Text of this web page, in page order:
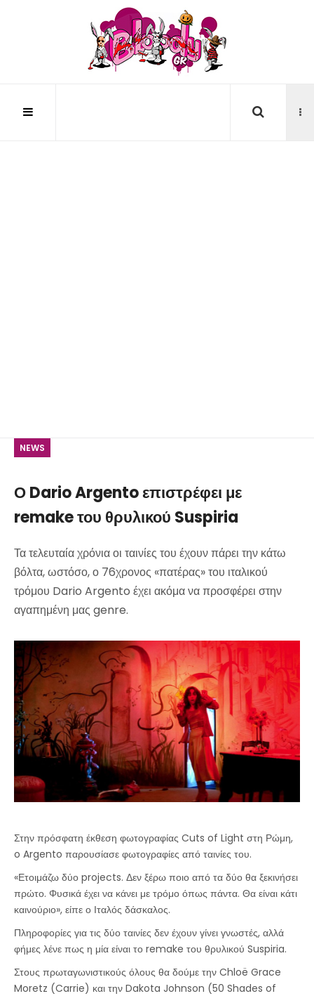
NEWS
Ο Dario Argento επιστρέφει με
remake του θρυλικού Suspiria
Τα τελευταία χρόνια οι ταινίες του έχουν πάρει την κάτω
βόλτα, ωστόσο, ο 76χρονος «πατέρας» του ιταλικού
τρόμου Dario Argento έχει ακόμα να προσφέρει στην
αγαπημένη μας genre.
Στην πρόσφατη έκθεση φωτογραφίας Cuts of Light στη Ρώμη,
o Argento παρουσίασε φωτογραφίες από ταινίες του.
«Ετοιμάζω δύο projects. Δεν ξέρω ποιο από τα δύο θα ξεκινήσει
πρώτο. Φυσικά έχει να κάνει με τρόμο όπως πάντα. Θα είναι κάτι
καινούριο», είπε ο Ιταλός δάσκαλος.
Πληροφορίες για τις δύο ταινίες δεν έχουν γίνει γνωστές, αλλά
φήμες λένε πως η μία είναι το remake του θρυλικού Suspiria.
Στους πρωταγωνιστικούς όλους θα δούμε την Chloë Grace
Moretz (Carrie) και την Dakota Johnson (50 Shades of